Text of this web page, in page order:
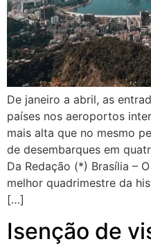
De janeiro a abril, as
países nos aeroportos
mais alta que no mesmo
de desembarques em
Da Redação (*) Brasília –
melhor quadrimestre da
[…]
Isenção de